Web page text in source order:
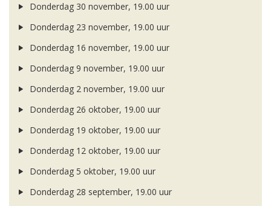
Donderdag 30 november, 19.00 uur
Donderdag 23 november, 19.00 uur
Donderdag 16 november, 19.00 uur
Donderdag 9 november, 19.00 uur
Donderdag 2 november, 19.00 uur
Donderdag 26 oktober, 19.00 uur
Donderdag 19 oktober, 19.00 uur
Donderdag 12 oktober, 19.00 uur
Donderdag 5 oktober, 19.00 uur
Donderdag 28 september, 19.00 uur